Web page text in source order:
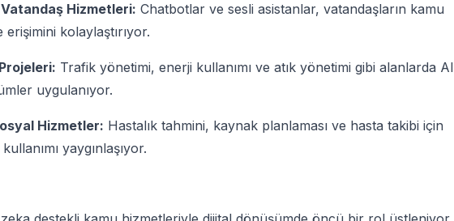
Hizmetleri: Chatbotlar ve sesli asistanlar, vatandaşların kamu
erişimini kolaylaştırıyor.
Trafik yönetimi, enerji kullanımı ve atık yönetimi gibi alanlarda AI
uygulanıyor.
Hizmetler: Hastalık tahmini, kaynak planlaması ve hasta takibi için
yaygınlaşıyor.